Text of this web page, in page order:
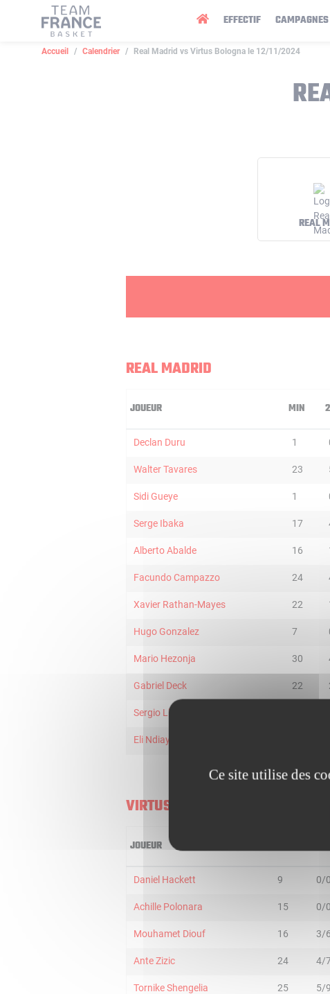
EFFECTIF CAMPAGNES
Accueil Calendrier Real Madrid vs Virtus Bologna le 12/11/2024
REAL
REAL MADRID
JOUEUR MIN
Declan Duru 1
Walter Tavares 23
Sidi Gueye 1
Serge Ibaka 17
Alberto Abalde 16
Facundo Campazzo 24
Xavier Rathan-Mayes 22
Hugo Gonzalez 7
Mario Hezonja 30
Gabriel Deck 22
Sergio Llull
Eli Ndiaye
VIRTUS BOLOGNA
JOUEUR
Daniel Hackett 9 0/0
Achille Polonara 15 0/0
Mouhamet Diouf 16 3/6
Ante Zizic 24 4/
Tornike Shengelia 25 5/9
Panneau de gestion des cookies
Ce site utilise des